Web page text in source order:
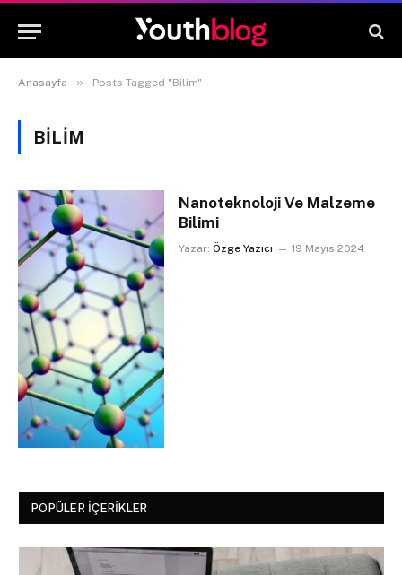
Anasayfa » Posts Tagged "Bilim"
BILIM
Nanoteknoloji Ve Malzeme
Bilimi
Yazar: Özge Yazıcı 19 Mayıs 2024
POPÜLER İÇERIKLER